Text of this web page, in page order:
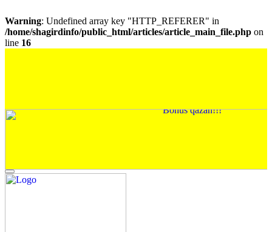
Warning: Undefined array key "HTTP_REFERER" in
/home/shagirdinfo/public_html/articles/article_main_file.php on
line 16